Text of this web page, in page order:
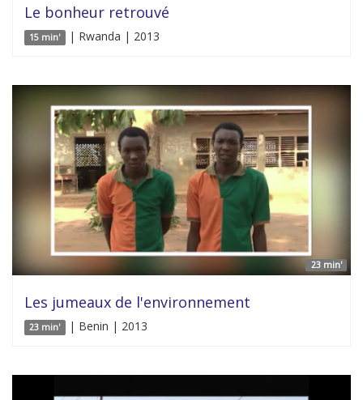
Le bonheur retrouvé
15 min' | Rwanda | 2013
23 min'
Les jumeaux de l'environnement
23 min' | Benin | 2013